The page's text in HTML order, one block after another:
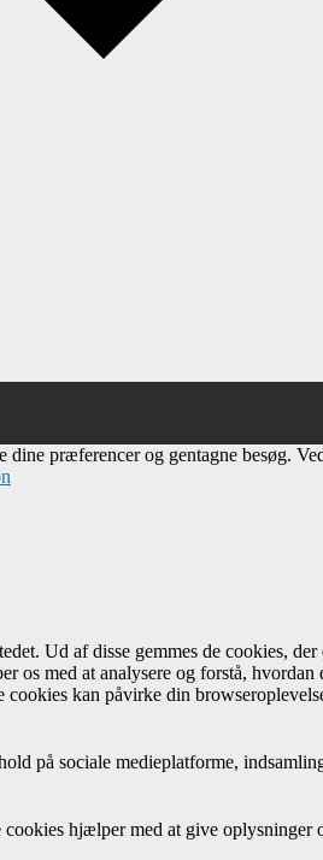
præferencer og gentagne besøg.
Ud af disse gemmes de cookies,
med at analysere og forstå,
kan påvirke din
på sociale medieplatforme,
hjælper med at give